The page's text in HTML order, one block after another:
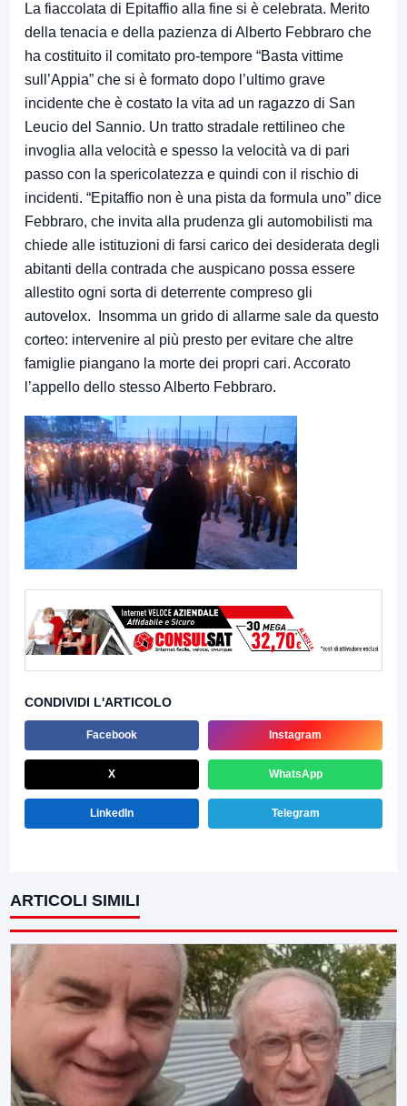
La fiaccolata di Epitaffio alla fine si è celebrata. Merito
della tenacia e della pazienza di Alberto Febbraro che
ha costituito il comitato pro-tempore “Basta vittime
sull’Appia” che si è formato dopo l’ultimo grave
incidente che è costato la vita ad un ragazzo di San
Leucio del Sannio. Un tratto stradale rettilineo che
invoglia alla velocità e spesso la velocità va di pari
passo con la spericolatezza e quindi con il rischio di
incidenti. “Epitaffio non è una pista da formula uno” dice
Febbraro, che invita alla prudenza gli automobilisti ma
chiede alle istituzioni di farsi carico dei desiderata degli
abitanti della contrada che auspicano possa essere
allestito ogni sorta di deterrente compreso gli
autovelox. Insomma un grido di allarme sale da questo
corteo: intervenire al più presto per evitare che altre
famiglie piangano la morte dei propri cari. Accorato
l’appello dello stesso Alberto Febbraro.
CONDIVIDI L'ARTICOLO
Facebook Instagram
X WhatsApp
LinkedIn Telegram
ARTICOLI SIMILI